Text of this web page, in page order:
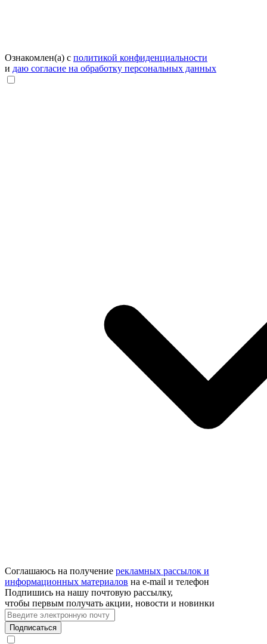
Ознакомлен(а) с политикой конфиденциальности
и даю согласие на обработку персональных данных
Соглашаюсь на получение рекламных рассылок и
информационных материалов на e‑mail и телефон
Подпишись на нашу почтовую рассылку,
чтобы первым получать акции, новости и новинки
Подписаться